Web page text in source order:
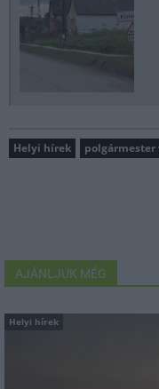
Helyi hírek polgármester
AJÁNLJUK MÉG
Helyi hírek